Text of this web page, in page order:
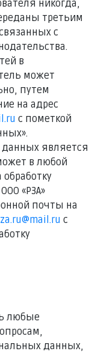
никогда,
третьим
с
в
может
путем
на адрес
с пометкой
данных является
в любой
обработку
«РЗА»
почты на
с
любые
данных,